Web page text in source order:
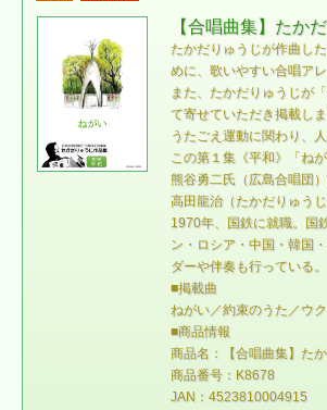
【合唱曲集】たか
たかだりゅうじが作曲し
めに、歌いやすい合唱ア
また、たかだりゅうじが
て寄せていただき掲載しま
うたごえ運動に関わり、
この第１集《平和》「ね
熊谷勇二氏（広島合唱団
高田龍治（たかだりゅう
1970年、国鉄に就職。国
ン・ロシア・中国・韓国
ダーや伴奏も行っている。
■掲載曲
ねがい／約束のうた／ウ
■商品情報
商品名：【合唱曲集】た
商品番号：K8678
JAN：4523810004915